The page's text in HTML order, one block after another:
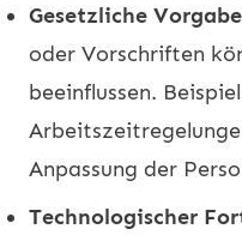
Gesetzliche
oder Vorschriften
beeinflussen.
Anpassung der
Technologischer